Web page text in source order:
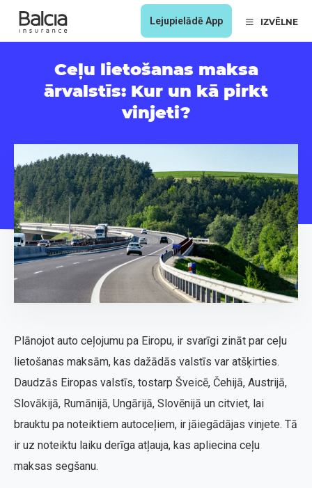
Lejupielādē App IZVĒLNE
Ceļu lietošanas maksa
ārvalstīs: Kur un kā pirkt
vinjeti?
Plānojot auto ceļojumu pa Eiropu, ir svarīgi zināt par ceļu
lietošanas maksām, kas dažādās valstīs var atšķirties.
Daudzās Eiropas valstīs, tostarp Šveicē, Čehijā, Austrijā,
Slovākijā, Rumānijā, Ungārijā, Slovēnijā un citviet, lai
brauktu pa noteiktiem autoceļiem, ir jāiegādājas vinjete. Tā
ir uz noteiktu laiku derīga atļauja, kas apliecina ceļu
maksas segšanu.